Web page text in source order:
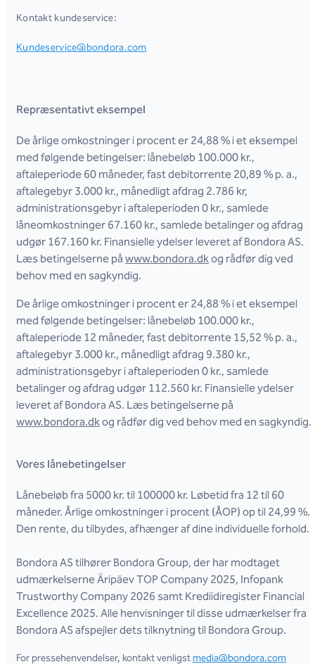
Kontakt kundeservice:
Kundeservice@bondora.com
Repræsentativt eksempel
De årlige omkostninger i procent er 24,88 % i et eksempel
med følgende betingelser: lånebeløb 100.000 kr.,
aftaleperiode 60 måneder, fast debitorrente 20,89 % p. a.,
aftalegebyr 3.000 kr., månedligt afdrag 2.786 kr,
administrationsgebyr i aftaleperioden 0 kr., samlede
låneomkostninger 67.160 kr., samlede betalinger og afdrag
udgør 167.160 kr. Finansielle ydelser leveret af Bondora AS.
Læs betingelserne påwww.bondora.dkog rådfør dig ved
behov med en sagkyndig.
De årlige omkostninger i procent er 24,88 % i et eksempel
med følgende betingelser: lånebeløb 100.000 kr.,
aftaleperiode 12 måneder, fast debitorrente 15,52 % p. a.,
aftalegebyr 3.000 kr., månedligt afdrag 9.380 kr.,
administrationsgebyr i aftaleperioden 0 kr., samlede
betalinger og afdrag udgør 112.560 kr. Finansielle ydelser
leveret af Bondora AS. Læs betingelserne på
www.bondora.dkog rådfør dig ved behov med en sagkyndig.
Vores lånebetingelser
Lånebeløb fra 5000 kr. til 100000 kr. Løbetid fra 12 til 60
måneder. Årlige omkostninger i procent (ÅOP) op til 24,99 %.
Den rente, du tilbydes, afhænger af dine individuelle forhold.
Bondora AS tilhører Bondora Group, der har modtaget
udmærkelserne Äripäev TOP Company 2025, Infopank
Trustworthy Company 2026 samt Krediidiregister Financial
Excellence 2025. Alle henvisninger til disse udmærkelser fra
Bondora AS afspejler dets tilknytning til Bondora Group.
For pressehenvendelser, kontakt venligstmedia@bondora.com